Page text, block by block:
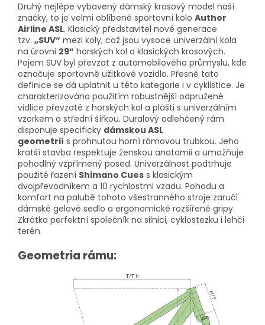
Druhý nejlépe vybavený dámský krosový model naší
značky, to je velmi oblíbené sportovní kolo Author
Airline ASL. Klasický představitel nové generace
tzv. „SUV“ mezi koly, což jsou vysoce univerzální kola
na úrovni 29“ horských kol a klasických krosových.
Pojem SUV byl převzat z automobilového průmyslu, kde
označuje sportovně užitkové vozidlo. Přesně tato
definice se dá uplatnit u této kategorie i v cyklistice. Je
charakterizována použitím robustnější odpružené
vidlice převzaté z horských kol a plášti s univerzálním
vzorkem a střední šířkou. Duralový odlehčený rám
disponuje specificky dámskou ASL
geometrií s prohnutou horní rámovou trubkou. Jeho
kratší stavba respektuje ženskou anatomii a umožňuje
pohodlný vzpřímený posed. Univerzálnost podtrhuje
použité řazení Shimano Cues s klasickým
dvojpřevodníkem a 10 rychlostmi vzadu. Pohodu a
komfort na palubě tohoto všestranného stroje zaručí
dámské gelové sedlo a ergonomické rozšířené gripy.
Zkrátka perfektní společník na silnici, cyklostezku i lehčí
terén.
Geometria rámu: